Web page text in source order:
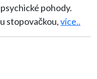
pohody.
stopovačkou,více..